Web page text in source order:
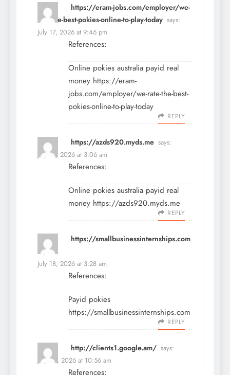
https://eram-jobs.com/employer/we-
rate-the-best-pokies-online-to-play-today says:
July 17, 2026 at 9:46 pm
References:
Online pokies australia payid real
money https://eram-
jobs.com/employer/we-rate-the-best-
pokies-online-to-play-today
REPLY
https://azds920.myds.me says:
July 18, 2026 at 3:06 am
References:
Online pokies australia payid real
money https://azds920.myds.me
REPLY
https://smallbusinessinternships.com
says:
July 18, 2026 at 3:28 am
References:
Payid pokies
https://smallbusinessinternships.com
REPLY
http://clients1.google.am/ says:
July 20, 2026 at 10:56 am
References: